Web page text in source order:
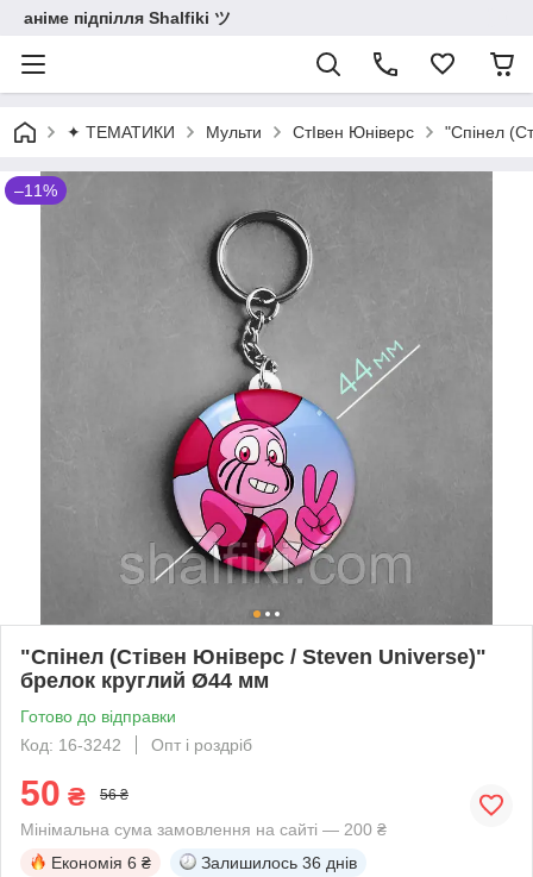
аніме підпілля Shalfiki ツ
✦ ТЕМАТИКИ Мульти СтІвен Юніверс "Спінел
–11%
"Спінел (Стівен Юніверс / Steven Universe)"
брелок круглий Ø44 мм
Готово до відправки
Код: 16-3242
Опт і роздріб
50 ₴ 56 ₴
Мінімальна сума замовлення на сайті — 200 ₴
Економія 6 ₴ Залишилось 36 днів